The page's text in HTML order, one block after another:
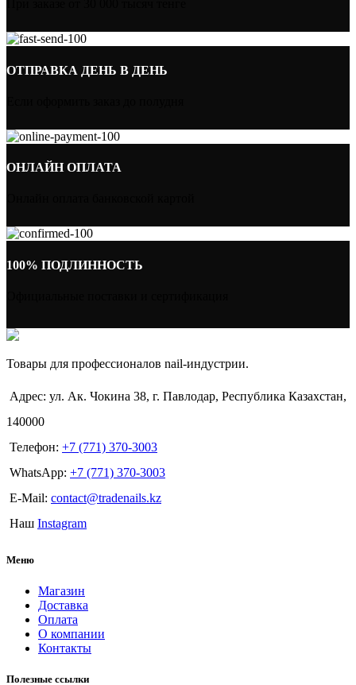
ОТПРАВКА ДЕНЬ В ДЕНЬ
ОНЛАЙН ОПЛАТА
100% ПОДЛИННОСТЬ
Товары для профессионалов nail-индустрии.
Адрес: ул. Ак. Чокина 38, г. Павлодар, Республика Казахстан,
140000
Телефон: +7 (771) 370-3003
WhatsApp: +7 (771) 370-3003
E-Mail: contact@tradenails.kz
Наш Instagram
Меню
Магазин
Доставка
Оплата
О компании
Контакты
Полезные ссылки